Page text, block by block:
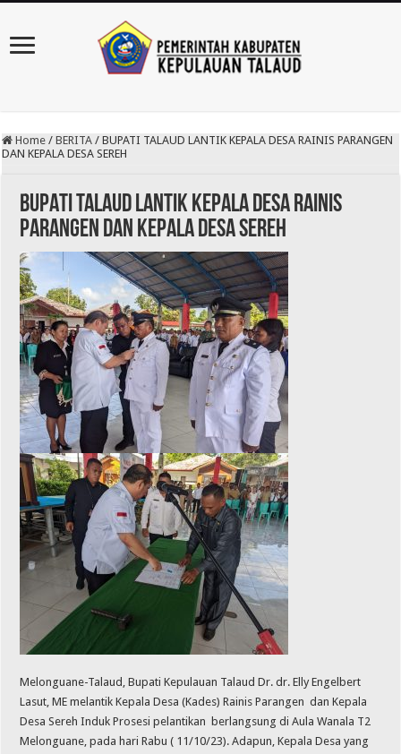
Home / BERITA / BUPATI TALAUD LANTIK KEPALA DESA RAINIS PARANGEN
DAN KEPALA DESA SEREH
BUPATI TALAUD LANTIK KEPALA DESA RAINIS
PARANGEN DAN KEPALA DESA SEREH
Melonguane-Talaud, Bupati Kepulauan Talaud Dr. dr. Elly Engelbert
Lasut, ME melantik Kepala Desa (Kades) Rainis Parangen dan Kepala
Desa Sereh Induk Prosesi pelantikan berlangsung di Aula Wanala T2
Melonguane, pada hari Rabu ( 11/10/23). Adapun, Kepala Desa yang